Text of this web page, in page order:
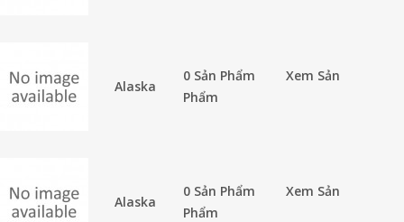
Alaska
0 Sản Phẩm
Xem Sản
Phẩm
Alaska
0 Sản Phẩm
Xem Sản
Phẩm